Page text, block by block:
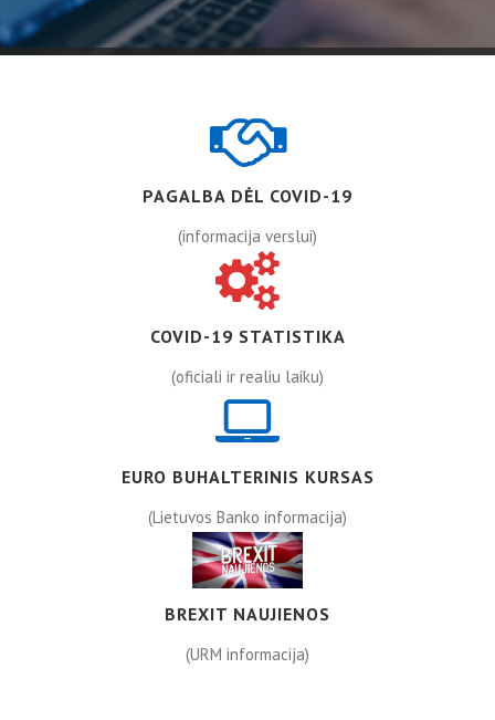
PAGALBA DĖL COVID-19
(informacija verslui)
COVID-19 STATISTIKA
(oficiali ir realiu laiku)
EURO BUHALTERINIS KURSAS
(Lietuvos Banko informacija)
BREXIT NAUJIENOS
(URM informacija)